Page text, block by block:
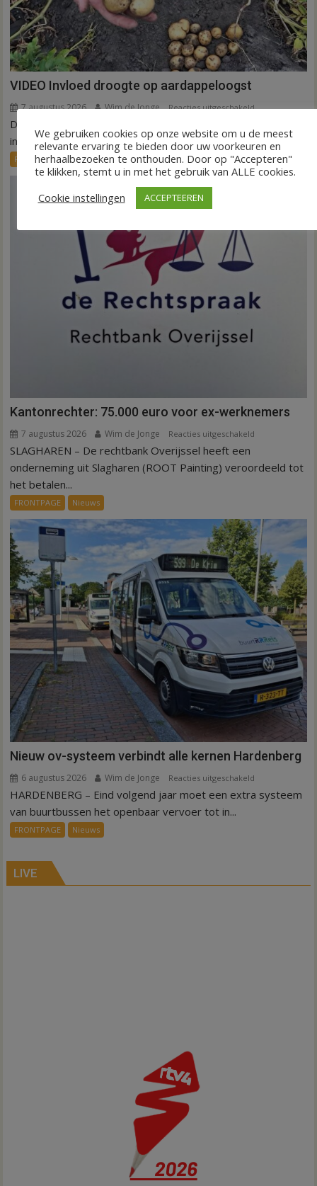
VIDEO Invloed droogte op aardappeloogst
7 augustus 2026 Wim de Jonge Reacties uitgeschakeld
Invloed
droogte
op
DEDEMSVAART – De extreme droogte van deze zomer laat
in de akkerbouw zijn sporen na. Vooral...
FRONTPAGE Nieuws
Kantonrechter: 75.000 euro voor ex-werknemers
7 augustus 2026 Wim de Jonge Reacties uitgeschakeld
75.000
werknemers
SLAGHAREN – De rechtbank Overijssel heeft een
onderneming uit Slagharen (ROOT Painting) veroordeeld tot
het betalen...
FRONTPAGE Nieuws
Nieuw ov-systeem verbindt alle kernen Hardenberg
6 augustus 2026 Wim de Jonge Reacties uitgeschakeld
Nieuw
Hardenberg
HARDENBERG – Eind volgend jaar moet een extra systeem
van buurtbussen het openbaar vervoer tot in...
FRONTPAGE Nieuws
LIVE
We gebruiken cookies op onze website om u de meest
relevante ervaring te bieden door uw voorkeuren en
herhaalbezoeken te onthouden. Door op "Accepteren"
te klikken, stemt u in met het gebruik van ALLE cookies.
Cookie instellingen
ACCEPTEEREN